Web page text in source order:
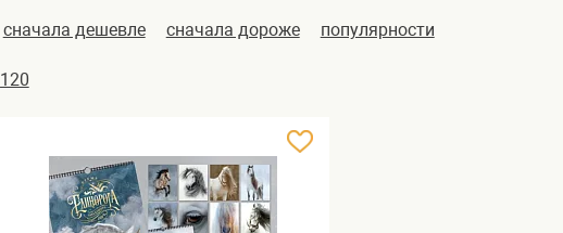
сначала дешевле сначала дороже популярности
120